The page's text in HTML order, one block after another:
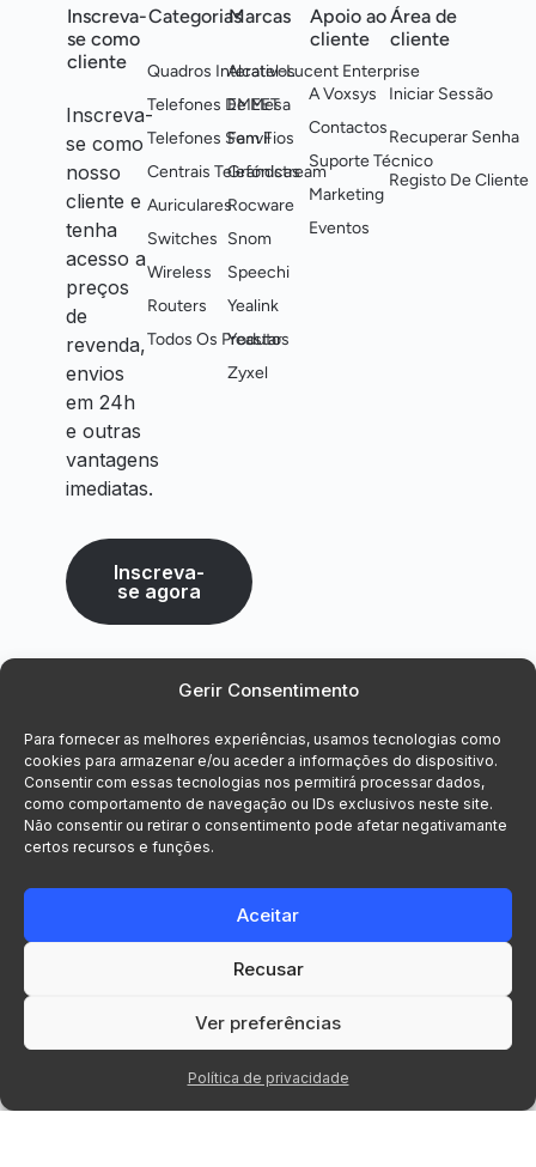
Gerir Consentimento
Para fornecer as melhores experiências, usamos tecnologias como
cookies para armazenar e/ou aceder a informações do dispositivo.
Consentir com essas tecnologias nos permitirá processar dados,
como comportamento de navegação ou IDs exclusivos neste site.
Não consentir ou retirar o consentimento pode afetar negativamante
certos recursos e funções.
Aceitar
Recusar
Ver preferências
Política de privacidade
Inscreva-
se como
cliente
Inscreva-
se como
nosso
cliente e
tenha
acesso a
preços
de
revenda,
envios
em 24h
e outras
vantagens
imediatas.
Inscreva-
se agora
Categorias
Quadros Interativos
Telefones De Mesa
Telefones Sem Fios
Centrais Telefónicas
Auriculares
Switches
Wireless
Routers
Todos Os Produtos
Marcas
Alcatel-Lucent Enterprise
EMEET
Fanvil
Grandstream
Rocware
Snom
Speechi
Yealink
Yeastar
Zyxel
Apoio ao
cliente
A Voxsys
Contactos
Suporte Técnico
Marketing
Eventos
Área de
cliente
Iniciar Sessão
Recuperar Senha
Registo De Cliente
© 2026 Voxsys, Lda. Todos os direitos